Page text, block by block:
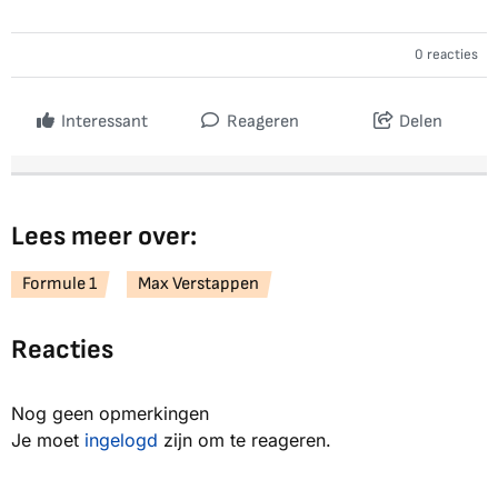
0 reacties
Interessant Reageren Delen
Lees meer over:
Formule 1 Max Verstappen
Reacties
Nog geen opmerkingen
Je moet ingelogd zijn om te reageren.